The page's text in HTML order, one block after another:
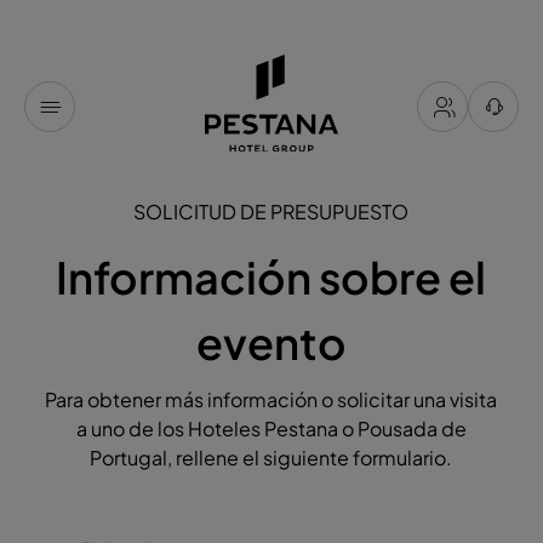
SOLICITUD DE PRESUPUESTO
Información sobre el
evento
Para obtener más información o solicitar una visita
a uno de los Hoteles Pestana o Pousada de
Portugal, rellene el siguiente formulario.